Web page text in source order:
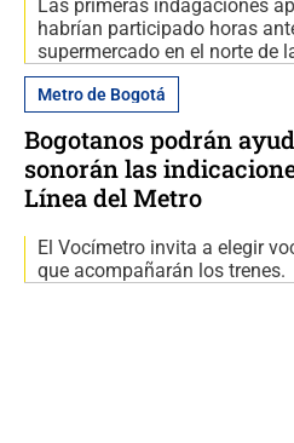
Las primeras indagaciones
habrían participado horas
supermercado en el norte de
Metro de Bogotá
Bogotanos podrán
sonorán las
Línea del Metro
El Vocímetro invita a elegir
que acompañarán los trenes.